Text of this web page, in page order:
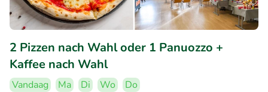
2 Pizzen nach Wahl oder 1 Panuozzo +
Kaffee nach Wahl
Vandaag Ma Di Wo
Do